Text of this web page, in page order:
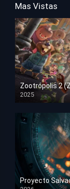
Mas Vistas
Zootrópolis 2
2025
HD 1080p
Proyecto